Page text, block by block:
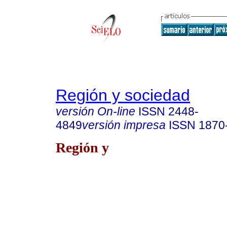
Región y sociedad
versión On-line ISSN 2448-
4849versión impresa ISSN
Región y